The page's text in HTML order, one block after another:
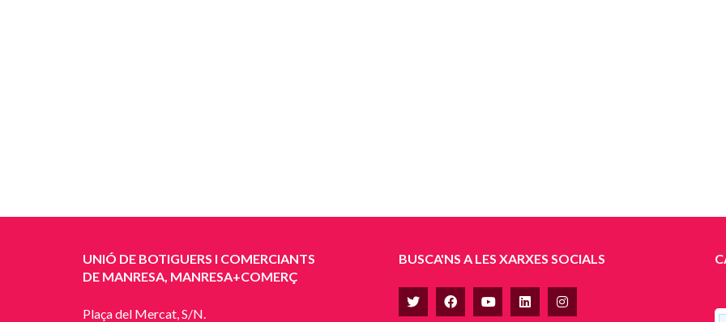
UNIÓ DE BOTIGUERS I COMERCIANTS
DE MANRESA, MANRESA+COMERÇ
Plaça del Mercat, S/N.
BUSCA'NS A LES XARXES SOCIALS